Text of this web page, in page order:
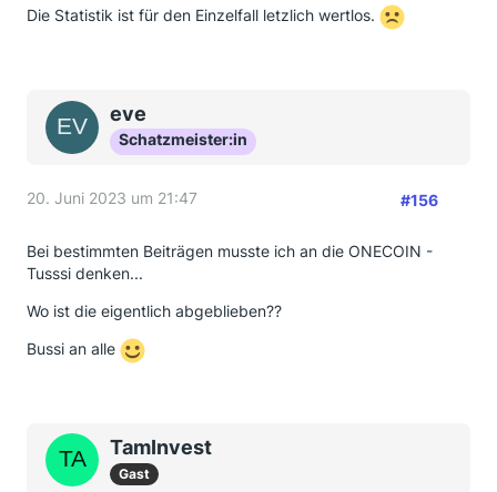
Die Statistik ist für den Einzelfall letzlich wertlos.
eve
Schatzmeister:in
20. Juni 2023 um 21:47 #156
Bei bestimmten Beiträgen musste ich an die ONECOIN -
Tusssi denken...
Wo ist die eigentlich abgeblieben??
Bussi an alle
TamInvest
Gast